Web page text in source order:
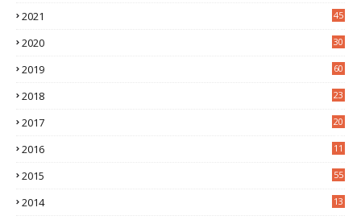
2021
45
2020
30
2019 60
2018
23
2017
20
2016
11
2015 55
2014
13